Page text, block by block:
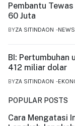
Pembantu
60 Juta
BYZA SITINDAON
BI: Pertumbuhan
412 miliar dolar
BYZA SITINDAON
POPULAR POSTS
Cara Mengatasi